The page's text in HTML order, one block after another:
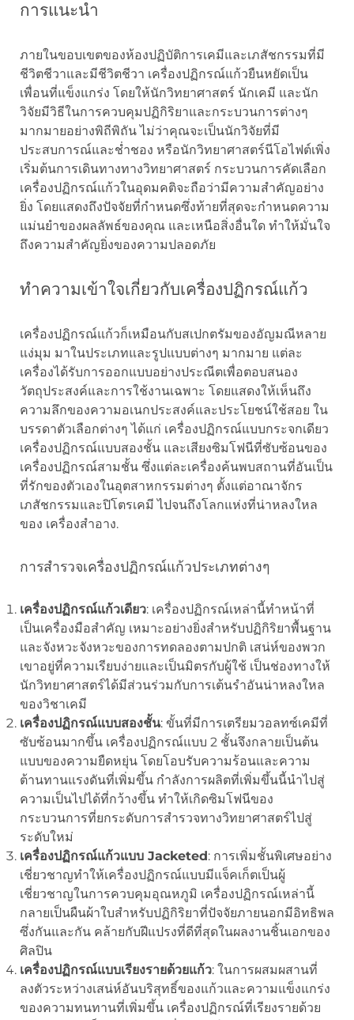
การแนะนำ
ภายในขอบเขตของห้องปฏิบัติการเคมีและเภสัชกรรมที่มี
ชีวิตชีวาและมีชีวิตชีวา เครื่องปฏิกรณ์แก้วยืนหยัดเป็น
เพื่อนที่แข็งแกร่ง โดยให้นักวิทยาศาสตร์ นักเคมี และนัก
วิจัยมีวิธีในการควบคุมปฏิกิริยาและกระบวนการต่างๆ
มากมายอย่างพิถีพิถัน ไม่ว่าคุณจะเป็นนักวิจัยที่มี
ประสบการณ์และช่ำชอง หรือนักวิทยาศาสตร์นีโอไฟต์เพิ่ง
เริ่มต้นการเดินทางทางวิทยาศาสตร์ กระบวนการคัดเลือก
เครื่องปฏิกรณ์แก้วในอุดมคติจะถือว่ามีความสำคัญอย่าง
ยิ่ง โดยแสดงถึงปัจจัยที่กำหนดซึ่งท้ายที่สุดจะกำหนดความ
แม่นยำของผลลัพธ์ของคุณ และเหนือสิ่งอื่นใด ทำให้มั่นใจ
ถึงความสำคัญยิ่งของความปลอดภัย
ทำความเข้าใจเกี่ยวกับเครื่องปฏิกรณ์แก้ว
เครื่องปฏิกรณ์แก้วก็เหมือนกับสเปกตรัมของอัญมณีหลาย
แง่มุม มาในประเภทและรูปแบบต่างๆ มากมาย แต่ละ
เครื่องได้รับการออกแบบอย่างประณีตเพื่อตอบสนอง
วัตถุประสงค์และการใช้งานเฉพาะ โดยแสดงให้เห็นถึง
ความลึกของความอเนกประสงค์และประโยชน์ใช้สอย ใน
บรรดาตัวเลือกต่างๆ ได้แก่ เครื่องปฏิกรณ์แบบกระจกเดียว
เครื่องปฏิกรณ์แบบสองชั้น และเสียงซิมโฟนีที่ซับซ้อนของ
เครื่องปฏิกรณ์สามชั้น ซึ่งแต่ละเครื่องค้นพบสถานที่อันเป็น
ที่รักของตัวเองในอุตสาหกรรมต่างๆ ตั้งแต่อาณาจักร
เภสัชกรรมและปิโตรเคมี ไปจนถึงโลกแห่งที่น่าหลงใหล
ของ เครื่องสำอาง.
การสำรวจเครื่องปฏิกรณ์แก้วประเภทต่างๆ
เครื่องปฏิกรณ์แก้วเดียว: เครื่องปฏิกรณ์เหล่านี้ทำหน้าที่
เป็นเครื่องมือสำคัญ เหมาะอย่างยิ่งสำหรับปฏิกิริยาพื้นฐาน
และจังหวะจังหวะของการทดลองตามปกติ เสน่ห์ของพวก
เขาอยู่ที่ความเรียบง่ายและเป็นมิตรกับผู้ใช้ เป็นช่องทางให้
นักวิทยาศาสตร์ได้มีส่วนร่วมกับการเต้นรำอันน่าหลงใหล
ของวิชาเคมี
เครื่องปฏิกรณ์แบบสองชั้น: ขั้นที่มีการเตรียมวอลทซ์เคมีที่
ซับซ้อนมากขึ้น เครื่องปฏิกรณ์แบบ 2 ชั้นจึงกลายเป็นต้น
แบบของความยืดหยุ่น โดยโอบรับความร้อนและความ
ต้านทานแรงดันที่เพิ่มขึ้น กำลังการผลิตที่เพิ่มขึ้นนี้นำไปสู่
ความเป็นไปได้ที่กว้างขึ้น ทำให้เกิดซิมโฟนีของ
กระบวนการที่ยกระดับการสำรวจทางวิทยาศาสตร์ไปสู่
ระดับใหม่
เครื่องปฏิกรณ์แก้วแบบ Jacketed: การเพิ่มชั้นพิเศษอย่าง
เชี่ยวชาญทำให้เครื่องปฏิกรณ์แบบมีแจ็คเก็ตเป็นผู้
เชี่ยวชาญในการควบคุมอุณหภูมิ เครื่องปฏิกรณ์เหล่านี้
กลายเป็นผืนผ้าใบสำหรับปฏิกิริยาที่ปัจจัยภายนอกมีอิทธิพล
ซึ่งกันและกัน คล้ายกับฝีแปรงที่ดีที่สุดในผลงานชิ้นเอกของ
ศิลปิน
เครื่องปฏิกรณ์แบบเรียงรายด้วยแก้ว: ในการผสมผสานที่
ลงตัวระหว่างเสน่ห์อันบริสุทธิ์ของแก้วและความแข็งแกร่ง
ของความทนทานที่เพิ่มขึ้น เครื่องปฏิกรณ์ที่เรียงรายด้วย